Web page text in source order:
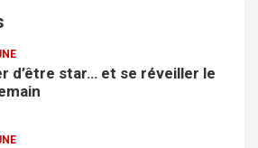
d’être star… et se réveiller le